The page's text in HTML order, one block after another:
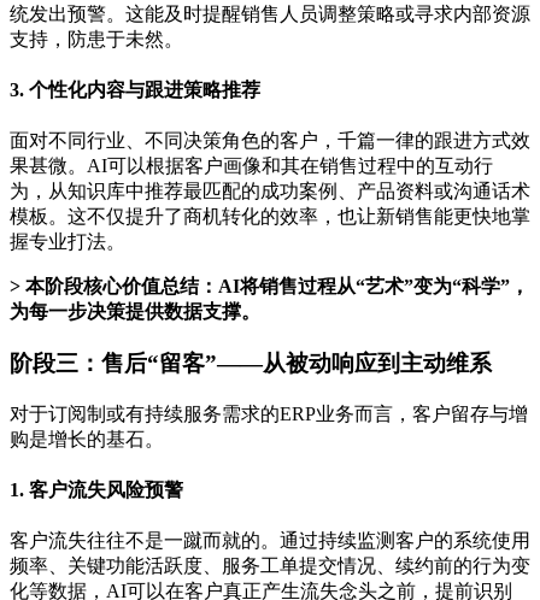
统发出预警。这能及时提醒销售人员调整策略或寻求内部资源
支持，防患于未然。
3. 个性化内容与跟进策略推荐
面对不同行业、不同决策角色的客户，千篇一律的跟进方式效
果甚微。AI可以根据客户画像和其在销售过程中的互动行
为，从知识库中推荐最匹配的成功案例、产品资料或沟通话术
模板。这不仅提升了商机转化的效率，也让新销售能更快地掌
握专业打法。
> 本阶段核心价值总结：AI将销售过程从“艺术”变为“科学”，
为每一步决策提供数据支撑。
阶段三：售后“留客”——从被动响应到主动维系
对于订阅制或有持续服务需求的ERP业务而言，客户留存与增
购是增长的基石。
1. 客户流失风险预警
客户流失往往不是一蹴而就的。通过持续监测客户的系统使用
频率、关键功能活跃度、服务工单提交情况、续约前的行为变
化等数据，AI可以在客户真正产生流失念头之前，提前识别